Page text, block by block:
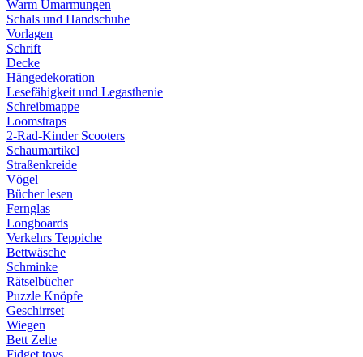
Warm Umarmungen
Schals und Handschuhe
Vorlagen
Schrift
Decke
Hängedekoration
Lesefähigkeit und Legasthenie
Schreibmappe
Loomstraps
2-Rad-Kinder Scooters
Schaumartikel
Straßenkreide
Vögel
Bücher lesen
Fernglas
Longboards
Verkehrs Teppiche
Bettwäsche
Schminke
Rätselbücher
Puzzle Knöpfe
Geschirrset
Wiegen
Bett Zelte
Fidget toys